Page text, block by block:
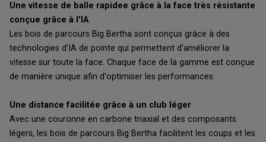
Une vitesse de balle rapidee grâce à la face très résistante
conçue grâce à l'IA
Les bois de parcours Big Bertha sont conçus grâce à des
technologies d'IA de pointe qui permettent d'améliorer la
vitesse sur toute la face. Chaque face de la gamme est conçue
de manière unique afin d'optimiser les performances.
Une distance facilitée grâce à un club léger
Avec une couronne en carbone triaxial et des composants
légers, les bois de parcours Big Bertha facilitent les coups et les